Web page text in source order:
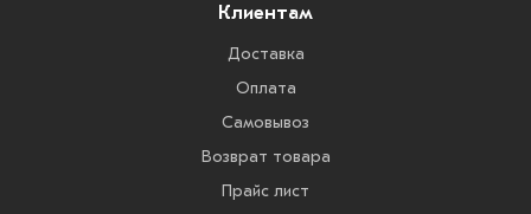
Клиентам
Доставка
Оплата
Самовывоз
Возврат товара
Прайс лист